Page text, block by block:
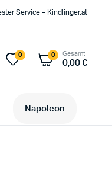
Service – Kindlinger.at
0 0 Gesamt
0,00€
Napoleon